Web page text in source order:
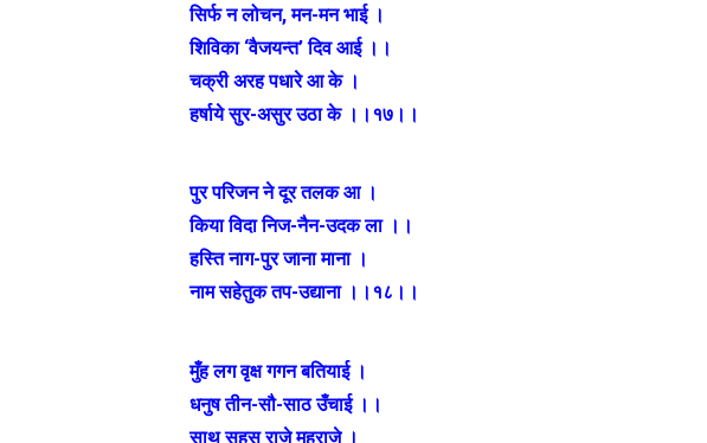
सिर्फ न लोचन, मन-मन भाई ।
शिविका ‘वैजयन्त’ दिव आई ।।
चक्री अरह पधारे आ के ।
हर्षाये सुर-असुर उठा के ।।१७।।
पुर परिजन ने दूर तलक आ ।
किया विदा निज-नैन-उदक ला ।।
हस्ति नाग-पुर जाना माना ।
नाम सहेतुक तप-उद्याना ।।१८।।
मुँह लग वृक्ष गगन बतियाई ।
धनुष तीन-सौ-साठ उँचाई ।।
साथ सहस राजे महराजे ।